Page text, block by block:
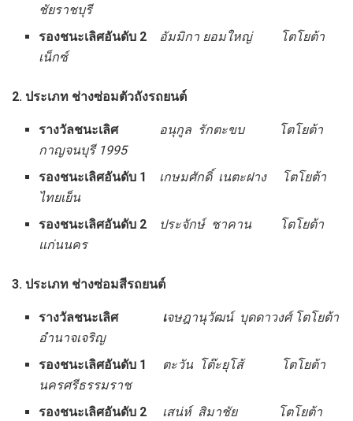
ชัยราชบุรี
รองชนะเลิศอันดับ 2
อัมมิกา ยอมใหญ่ โตโยต้า
เน็กซ์
2. ประเภท ช่างซ่อมตัวถังรถยนต์
รางวัลชนะเลิศ
อนุกูล รักตะขบ โตโยต้า
กาญจนบุรี 1995
รองชนะเลิศอันดับ 1
เกษมศักดิ์ เนตะฝาง โตโยต้า
ไทยเย็น
รองชนะเลิศอันดับ 2
ประจักษ์ ชาคาน โตโยต้า
แก่นนคร
3. ประเภท ช่างซ่อมสีรถยนต์
รางวัลชนะเลิศ เจษฎานุวัฒน์ บุดดาวงศ์ โตโยต้า
อำนาจเจริญ
รองชนะเลิศอันดับ 1 ตะวัน โต๊ะยุโส้ โตโยต้า
นครศรีธรรมราช
รองชนะเลิศอันดับ 2
เสน่ห์ สิมาชัย โตโยต้า